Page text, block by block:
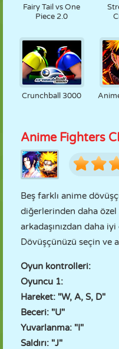
Fairy Tail vs One
Piece 2.0
Crunchball 3000
Anime Fighters
Beş farklı anime
diğerlerinden daha
arkadaşınızdan daha
Dövüşçünüzü seçin ve
Oyun kontrolleri:
Oyuncu 1:
Hareket: "W, A, S, D"
Beceri: "U"
Yuvarlanma: "I"
Saldırı: "J"